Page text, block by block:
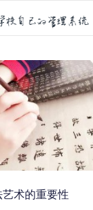
面 > 少儿书法艺术
术的重要性